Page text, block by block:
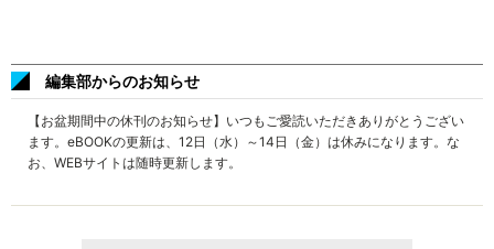
編集部からのお知らせ
【お盆期間中の休刊のお知らせ】いつもご愛読いただきありがとうござい
ます。eBOOKの更新は、12日（水）～14日（金）は休みになります。な
お、WEBサイトは随時更新します。